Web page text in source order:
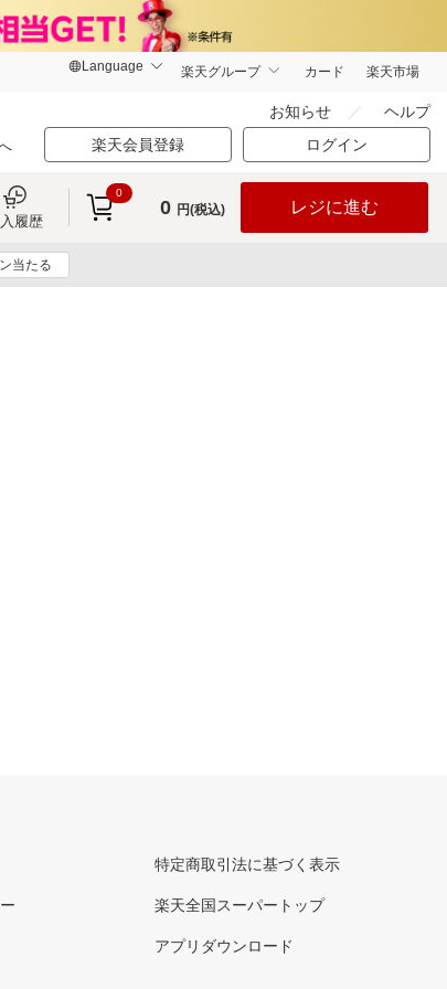
楽天グループ カード 楽天市場
お知らせ ヘルプ
楽天会員登録 ログイン
履歴
0
0 円(税込) レジに進む
当たる
特定商取引法に基づく表示
楽天全国スーパートップ
アプリダウンロード